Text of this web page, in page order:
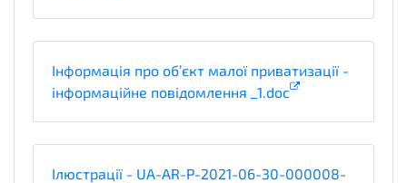
Інформація про об’єкт малої приватизації -
інформаційне повідомлення _1.doc
Ілюстрації - UA-AR-P-2021-06-30-000008-